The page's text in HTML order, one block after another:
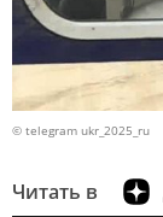
© telegram ukr_2025_ru
Читать в